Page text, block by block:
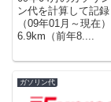
ン代を計算して記
（09年01月～現
6.9km（前年8....
ガソリン代